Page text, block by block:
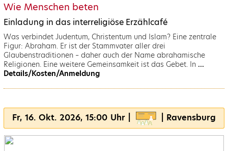
Wie Menschen beten
Einladung in das interreligiöse Erzählcafé
Was verbindet Judentum, Christentum und Islam? Eine zentrale
Figur: Abraham. Er ist der Stammvater aller drei
Glaubenstraditionen – daher auch der Name abrahamische
Religionen. Eine weitere Gemeinsamkeit ist das Gebet. In...
Details/Kosten/Anmeldung
Fr, 16. Okt. 2026, 15:00 Uhr | | Ravensburg